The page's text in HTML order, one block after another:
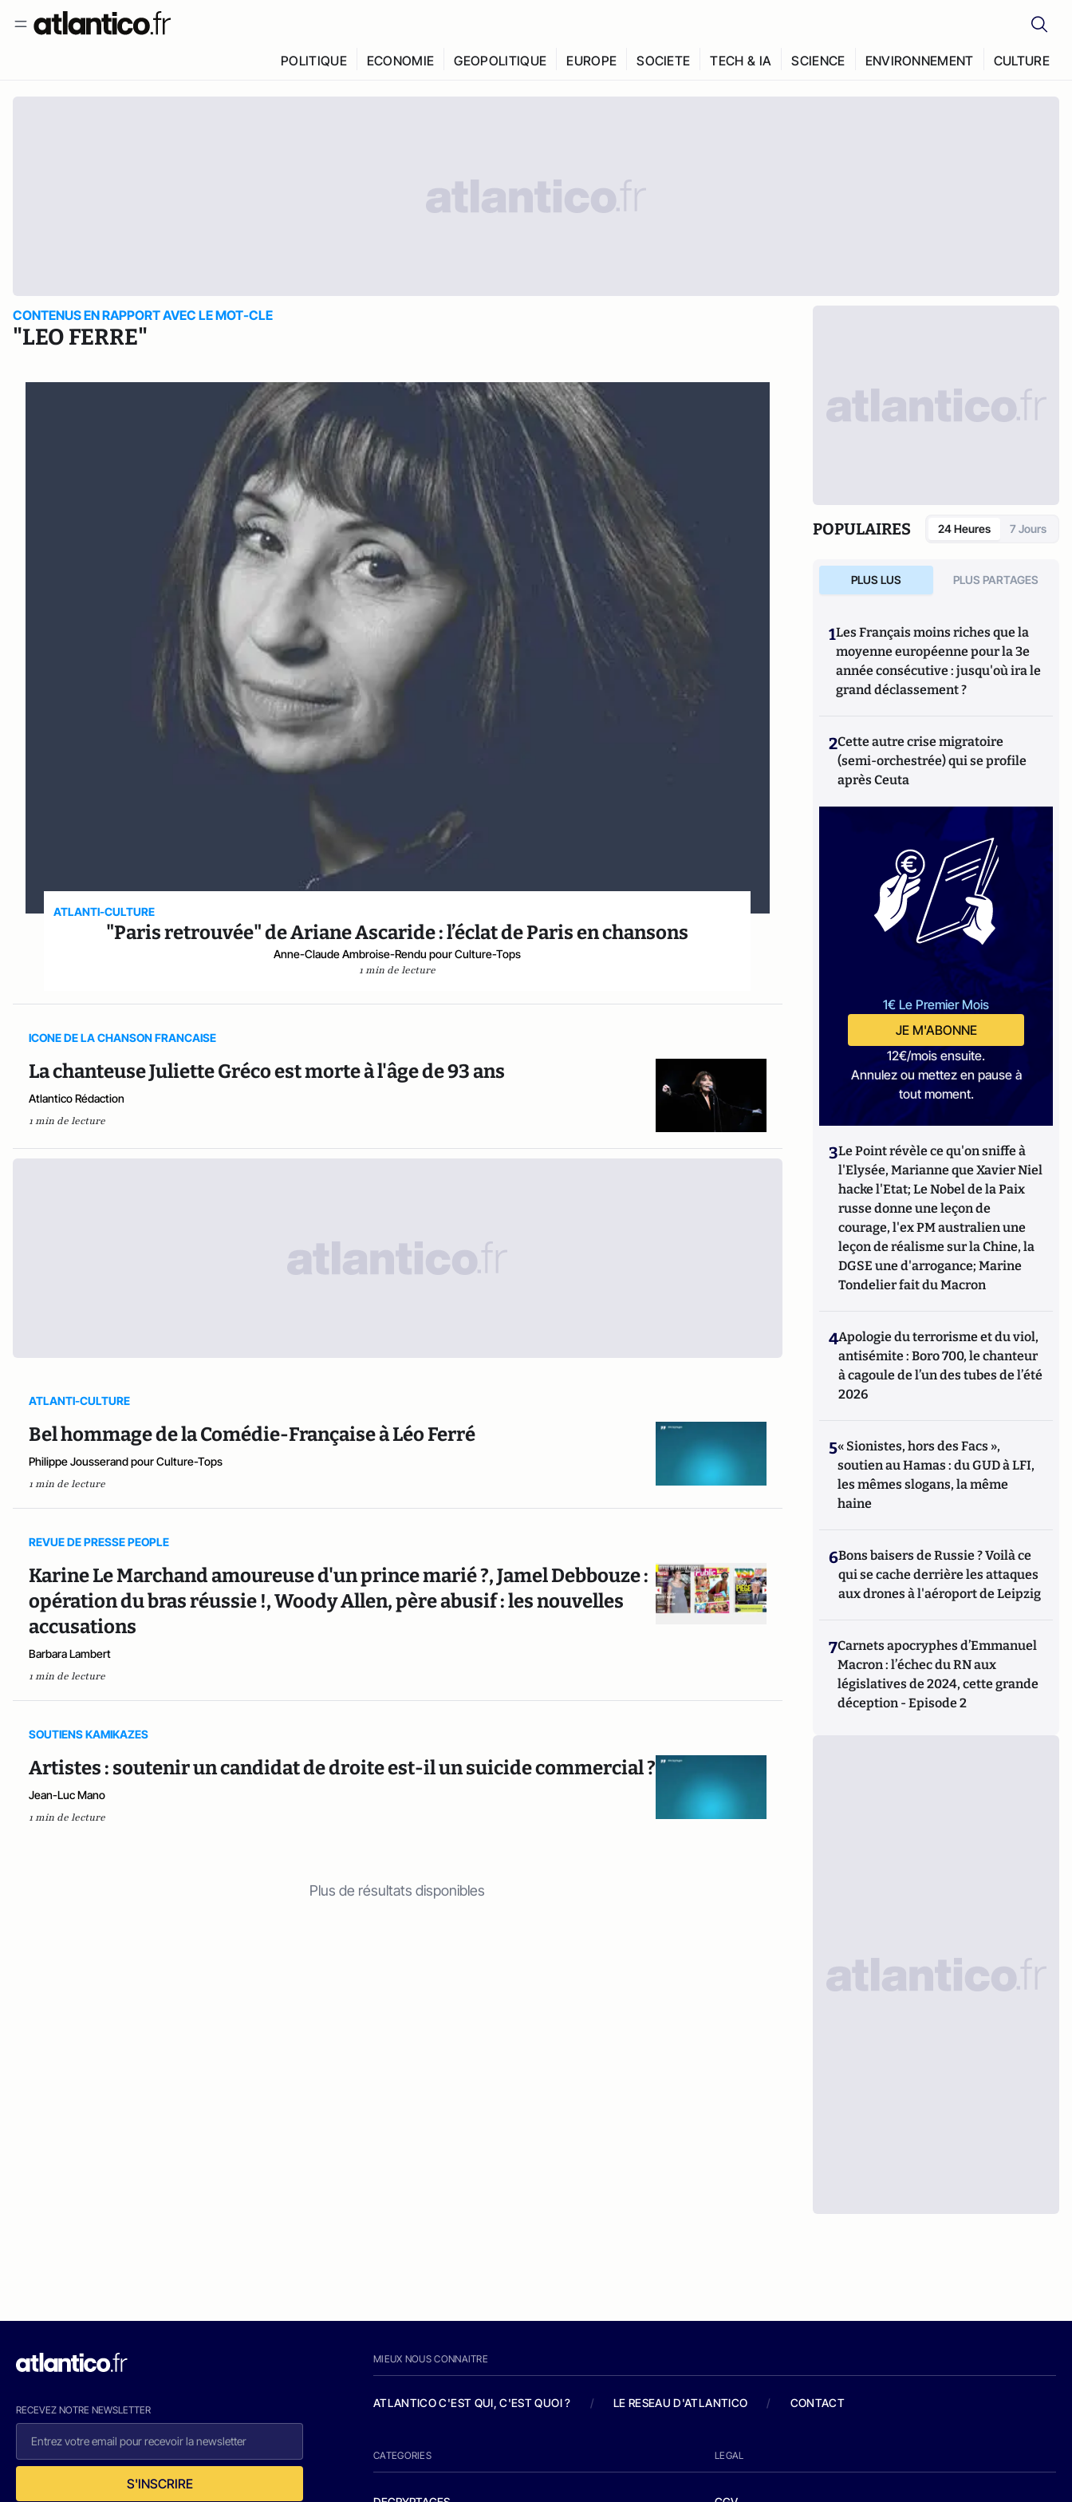
POLITIQUE ECONOMIE GEOPOLITIQUE EUROPE SOCIETE TECH & IA SCIENCE ENVIRONNEMENT CULTURE
CONTENUS EN RAPPORT AVEC LE MOT-CLE
"LEO FERRE"
ATLANTI-CULTURE
"Paris retrouvée" de Ariane Ascaride : l’éclat de Paris en chansons
Anne-Claude Ambroise-Rendu pour Culture-Tops
1 min de lecture
ICONE DE LA CHANSON FRANCAISE
La chanteuse Juliette Gréco est morte à l'âge de 93 ans
Atlantico Rédaction
1 min de lecture
ATLANTI-CULTURE
Bel hommage de la Comédie-Française à Léo Ferré
Philippe Jousserand pour Culture-Tops
1 min de lecture
REVUE DE PRESSE PEOPLE
Karine Le Marchand amoureuse d'un prince marié ?, Jamel Debbouze :
opération du bras réussie !, Woody Allen, père abusif : les nouvelles
accusations
Barbara Lambert
1 min de lecture
SOUTIENS KAMIKAZES
Artistes : soutenir un candidat de droite est-il un suicide commercial ?
Jean-Luc Mano
1 min de lecture
Plus de résultats disponibles
POPULAIRES 24 Heures 7 Jours
PLUS LUS PLUS PARTAGES
1Les Français moins riches que la
moyenne européenne pour la 3e
année consécutive : jusqu'où ira le
grand déclassement ?
2Cette autre crise migratoire
(semi-orchestrée) qui se profile
après Ceuta
1€ Le Premier Mois
JE M'ABONNE
12€/mois ensuite.
Annulez ou mettez en pause à
tout moment.
3Le Point révèle ce qu'on sniffe à
l'Elysée, Marianne que Xavier Niel
hacke l'Etat; Le Nobel de la Paix
russe donne une leçon de
courage, l'ex PM australien une
leçon de réalisme sur la Chine, la
DGSE une d'arrogance; Marine
Tondelier fait du Macron
4Apologie du terrorisme et du viol,
antisémite : Boro 700, le chanteur
à cagoule de l’un des tubes de l’été
2026
5« Sionistes, hors des Facs »,
soutien au Hamas : du GUD à LFI,
les mêmes slogans, la même
haine
6Bons baisers de Russie ? Voilà ce
qui se cache derrière les attaques
aux drones à l'aéroport de Leipzig
7Carnets apocryphes d’Emmanuel
Macron : l’échec du RN aux
législatives de 2024, cette grande
déception - Episode 2
RECEVEZ NOTRE NEWSLETTER
S'INSCRIRE
MIEUX NOUS CONNAITRE
ATLANTICO C'EST QUI, C'EST QUOI ? / LE RESEAU D'ATLANTICO / CONTACT
CATEGORIES LEGAL